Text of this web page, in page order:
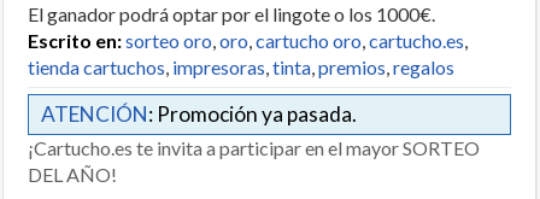
El ganador podrá optar por el lingote o los 1000€.
Escrito en:sorteo oro,oro,cartucho oro,cartucho.es,
tienda cartuchos, impresoras,tinta,premios,regalos
ATENCIÓN: Promoción ya pasada.
¡Cartucho.es te invita a participar en el mayor SORTEO
DEL AÑO!